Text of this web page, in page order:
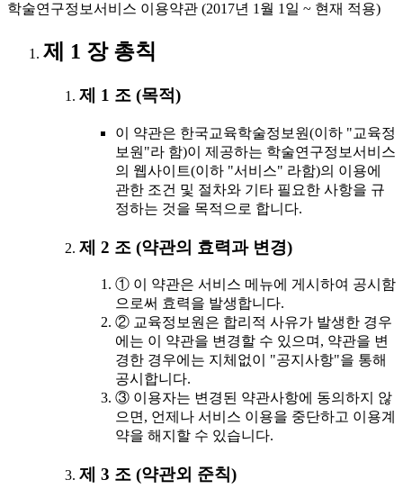
학술연구정보서비스 이용약관 (2017년 1월 1일 ~ 현재 적용)
제 1 장 총칙
제 1 조 (목적)
이 약관은 한국교육학술정보원(이하 "교육정
보원"라 함)이 제공하는 학술연구정보서비스
의 웹사이트(이하 "서비스" 라함)의 이용에
관한 조건 및 절차와 기타 필요한 사항을 규
정하는 것을 목적으로 합니다.
제 2 조 (약관의 효력과 변경)
① 이 약관은 서비스 메뉴에 게시하여 공시함
으로써 효력을 발생합니다.
② 교육정보원은 합리적 사유가 발생한 경우
에는 이 약관을 변경할 수 있으며, 약관을 변
경한 경우에는 지체없이 "공지사항"을 통해
공시합니다.
③ 이용자는 변경된 약관사항에 동의하지 않
으면, 언제나 서비스 이용을 중단하고 이용계
약을 해지할 수 있습니다.
제 3 조 (약관외 준칙)